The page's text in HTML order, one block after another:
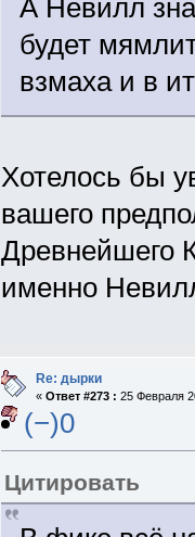
А Невилл
будет
взмаха и в
Хотелось бы
вашего
Древнейшего
именно
Re: дырки
« Ответ #273 : 25 Февраля
(−)0
Цитировать